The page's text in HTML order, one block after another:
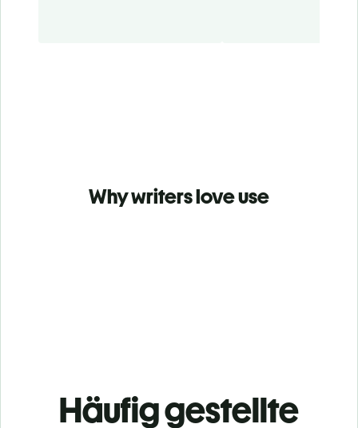
Why writers love use
Häufig gestellte